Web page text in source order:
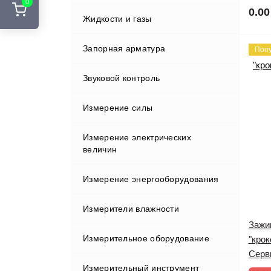
0
Стенды развал-схождения
Шиномонтажные подъемники
Шиномонтажные стенды
Адаптеры и переходники
Аккумуляторы и ЗУ
Вехи
Держатели
Индукторы
Курвиметры
Лазерные сканеры
Лазерные указатели
Металлоискатели
Нивелиры
грунтов
Полевые контроллеры
Прессиометрическое
Жидкости и газы
Запорная арматура
Звуковой контроль
Измерение силы
Измерение электрических
величин
Измерение энергооборудования
Измерители влажности
Влагомеры газа
Влагомеры древесины
Измерительное оборудование
Измерительный инструмент